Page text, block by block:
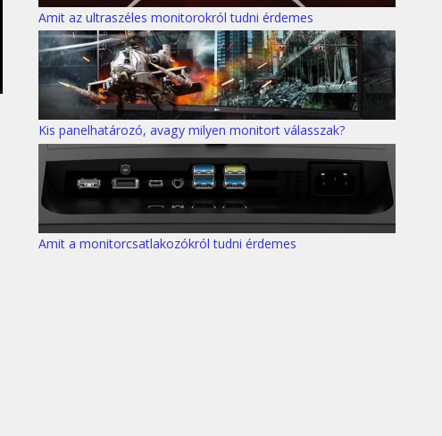
Amit az ultraszéles monitorokról tudni érdemes
Kis panelhatározó, avagy milyen monitort válasszak?
Amit a monitorcsatlakozókról tudni érdemes